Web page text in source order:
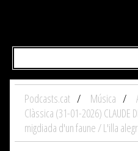
Podcasts.cat Música
Clàssica (31-01-2026) CLAUDE
migdiada d'un faune / L'illa